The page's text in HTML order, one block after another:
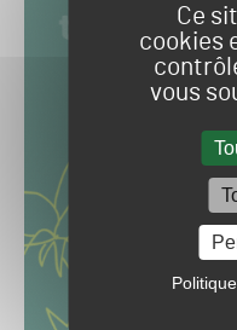
Ce
cookies
vous